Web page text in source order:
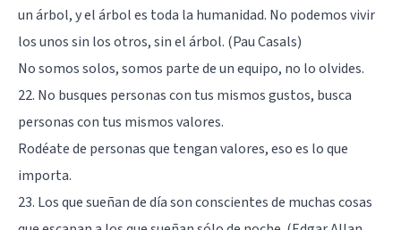
un árbol, y el árbol es toda la humanidad. No podemos vivir
los unos sin los otros, sin el árbol. (Pau Casals)
No somos solos, somos parte de un equipo, no lo olvides.
22. No busques personas con tus mismos gustos, busca
personas con tus mismos valores.
Rodéate de personas que tengan valores, eso es lo que
importa.
23. Los que sueñan de día son conscientes de muchas cosas